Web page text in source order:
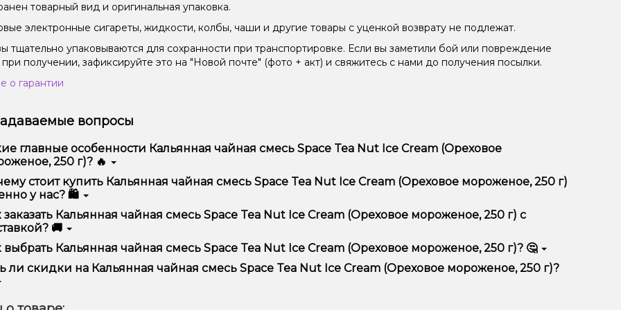
товарный вид и оригинальная упаковка.
электронные сигареты, жидкости, колбы, чаши и другие товары с уценкой возврату не подлежат.
тщательно упаковываются для сохранности при транспортировке. Если вы заметили бой или повреждение
получении, зафиксируйте это на "Новой почте" (фото + акт) и свяжитесь с нами до получения посылки.
о гарантии
вопросы
главные особенности Кальянная чайная смесь Space Tea Nut Ice Cream (Ореховое
250 г)? 🔥
чайная смесь Space Tea Nut Ice Cream (Ореховое мороженое, 250 г) отличается высоким качеством,
использования и надежностью.
стоит купить Кальянная чайная смесь Space Tea Nut Ice Cream (Ореховое мороженое, 250 г)
у нас? 🛍️
только оригинальную продукцию, широкий ассортимент, выгодные цены и быструю доставку.
того, у нас регулярные акции и скидки для клиентов!
заказать Кальянная чайная смесь Space Tea Nut Ice Cream (Ореховое мороженое, 250 г) с
🚚
заказ можно в несколько кликов:
Добавьте Кальянная чайная смесь Space Tea Nut Ice Cream (Ореховое мороженое, 250 г) в корзину.
выбрать Кальянная чайная смесь Space Tea Nut Ice Cream (Ореховое мороженое, 250 г)? 🤔
зависит от ваших предпочтений – например, если это кальян, учитывайте размер, материал и тип чаши, если
– мощность и вкус. Наши менеджеры помогут подобрать идеальный вариант.
ли скидки на Кальянная чайная смесь Space Tea Nut Ice Cream (Ореховое мороженое, 250 г)?